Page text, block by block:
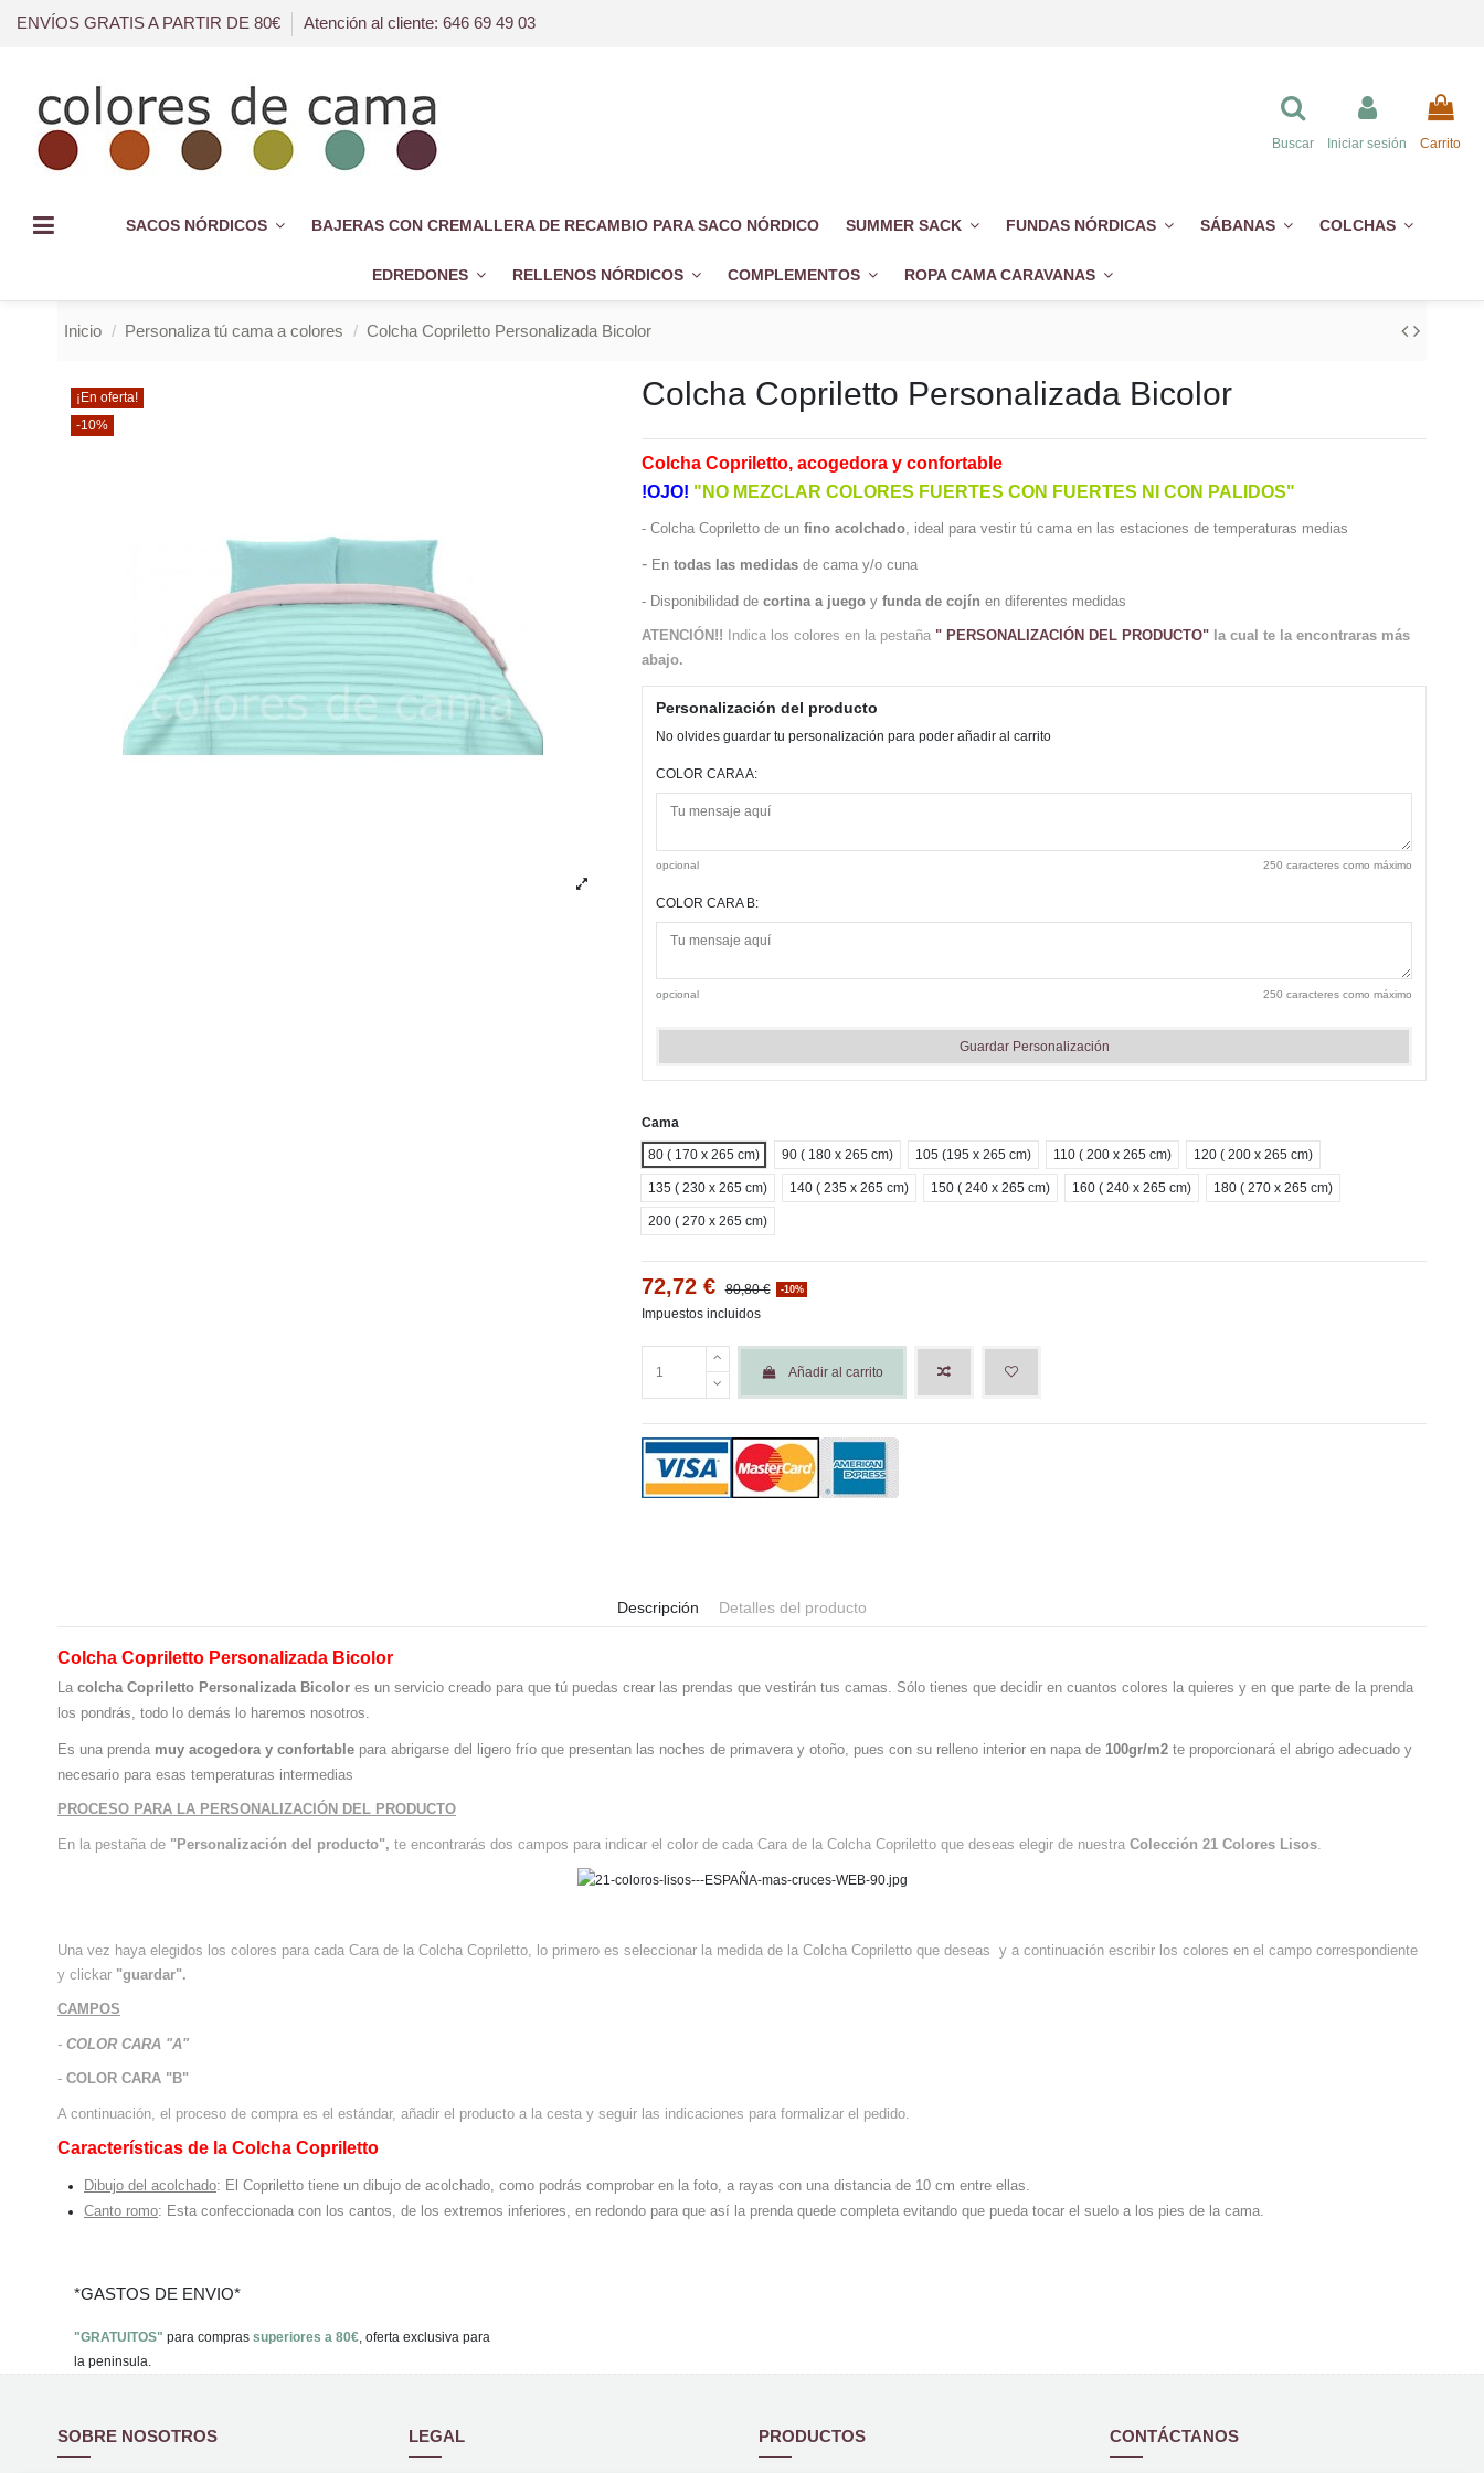
ENVÍOS GRATIS A PARTIR DE 80€ Atención al cliente: 646 69 49 03
Buscar Iniciar sesión Carrito
SACOS NÓRDICOS BAJERAS CON CREMALLERA DE RECAMBIO PARA SACO NÓRDICO SUMMER SACK FUNDAS NÓRDICAS SÁBANAS COLCHAS
EDREDONES RELLENOS NÓRDICOS COMPLEMENTOS ROPA CAMA CARAVANAS
Inicio Personaliza tú cama a colores Colcha Copriletto Personalizada Bicolor
¡En oferta!
-10%
Colcha Copriletto Personalizada Bicolor
Colcha Copriletto, acogedora y confortable
!OJO! "NO MEZCLAR COLORES FUERTES CON FUERTES NI CON PALIDOS"
- Colcha Copriletto de unfino acolchado, ideal para vestir tú cama en las estaciones de temperaturas medias
- Entodas las medidas de cama y/o cuna
- Disponibilidad decortina a juego y funda de cojínen diferentes medidas
ATENCIÓN!! Indica los colores en la pestaña " PERSONALIZACIÓN DEL PRODUCTO" la cual te la encontraras más
abajo.
Personalización del producto
No olvides guardar tu personalización para poder añadir al carrito
COLOR CARA A:
opcional 250 caracteres como máximo
COLOR CARA B:
opcional 250 caracteres como máximo
Guardar Personalización
Cama
80 ( 170 x 265 cm) 90 ( 180 x 265 cm) 105 (195 x 265 cm) 110 ( 200 x 265 cm) 120 ( 200 x 265 cm)
135 ( 230 x 265 cm) 140 ( 235 x 265 cm) 150 ( 240 x 265 cm) 160 ( 240 x 265 cm) 180 ( 270 x 265 cm)
200 ( 270 x 265 cm)
72,72 € 80,80 € -10%
Impuestos incluidos
Añadir al carrito
Descripción Detalles del producto
Colcha Copriletto Personalizada Bicolor
La colcha Copriletto Personalizada Bicolor es un servicio creado para que tú puedas crear las prendas que vestirán tus camas. Sólo tienes que decidir en cuantos colores la quieres y en que parte de la prenda
los pondrás, todo lo demás lo haremos nosotros.
Es una prenda muy acogedora y confortable para abrigarse del ligero frío que presentan las noches de primavera y otoño, pues con su relleno interior en napa de 100gr/m2 te proporcionará el abrigo adecuado y
necesario para esas temperaturas intermedias
PROCESO PARA LA PERSONALIZACIÓN DEL PRODUCTO
En la pestaña de "Personalización del producto", te encontrarás dos campos para indicar el color de cada Cara de la Colcha Copriletto que deseas elegir de nuestra Colección 21 Colores Lisos
Una vez haya elegidos los colores para cada Cara de la Colcha Copriletto, lo primero es seleccionar la medida de la Colcha Copriletto que deseas y a continuación escribir los colores en el campo correspondiente
y clickar "guardar".
CAMPOS
- COLOR CARA "A"
- COLOR CARA "B"
A continuación, el proceso de compra es el estándar, añadir el producto a la cesta y seguir las indicaciones para formalizar el pedido.
Características de la Colcha Copriletto
Dibujo del acolchado: El Copriletto tiene un dibujo de acolchado, como podrás comprobar en la foto, a rayas con una distancia de 10 cm entre ellas.
Canto romo: Esta confeccionada con los cantos, de los extremos inferiores, en redondo para que así la prenda quede completa evitando que pueda tocar el suelo a los pies de la cama.
*GASTOS DE ENVIO*
"GRATUITOS" para compras superiores a 80€, oferta exclusiva para
la peninsula.
SOBRE NOSOTROS LEGAL PRODUCTOS CONTÁCTANOS